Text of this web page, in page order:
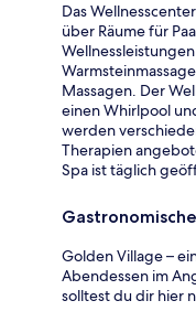
Das
über Räume für
Massagen. Der
einen Whirlpool
werden
Therapien
Spa ist täglich
Golden Village –
Abendessen im
solltest du dir hier